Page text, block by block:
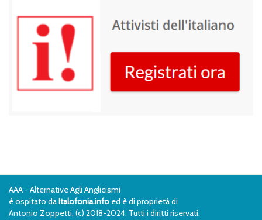
AAA - Alternative Agli Anglicismi
è ospitato daItalofonia.info ed è di proprietà di
Antonio Zoppetti, (c) 2018-2024. Tutti i diritti riservati.